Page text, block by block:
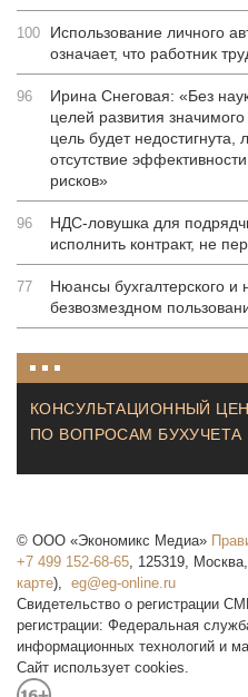
100
Использование личного
означает, что работник
96
Ирина Снеговая: «Без
целей развития
цель будет недостигнута,
отсутствие
рисков»
96
НДС-ловушка для
исполнить контракт, не
77
Нюансы бухгалтерского и
безвозмездном
КОНСУЛЬТАЦИОННЫЙ
ПО ВОПРОСАМ БУХУЧЕТА
© ООО «Экономикс Медиа»
+7 499 152-68-65, 125319, Москва,
карте),
Свидетельство о регистрации
регистрации: Федеральная
информационных технологий и
Сайт использует cookies.